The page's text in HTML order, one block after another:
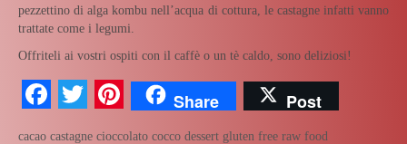
pezzettino di alga kombu nell’acqua di cottura, le castagne infatti vanno
trattate come i legumi.
Offriteli ai vostri ospiti con il caffè o un tè caldo, sono deliziosi!
Facebook
TwitterPinterest
Share Post
cacao castagne cioccolato cocco dessert gluten free raw food